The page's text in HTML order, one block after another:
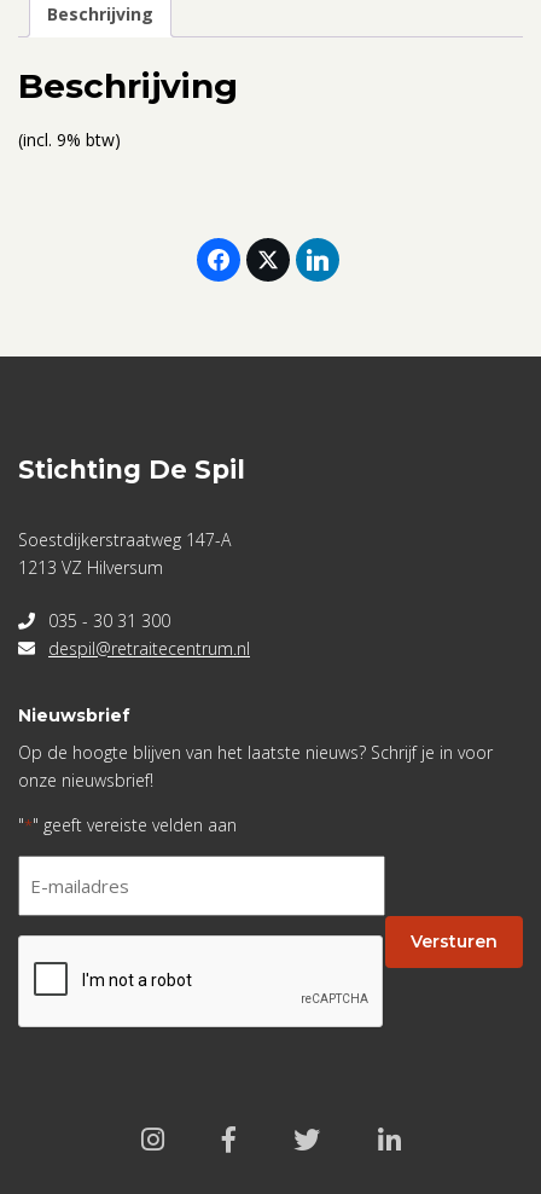
aantal
Beschrijving
Beschrijving
(incl. 9% btw)
Stichting De Spil
Soestdijkerstraatweg 147-A
1213 VZ Hilversum
035 - 30 31 300
despil@retraitecentrum.nl
Nieuwsbrief
Op de hoogte blijven van het laatste nieuws? Schrijf je in voor
onze nieuwsbrief!
"*" geeft vereiste velden aan
* Versturen